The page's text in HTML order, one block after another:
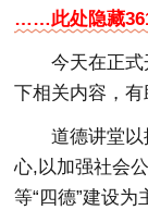
……此处隐藏
今天在正
下相关内容，有
道德讲堂
心,以加强社会
等“四德”建设